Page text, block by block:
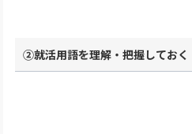
②就活用語を理解・把握しておく